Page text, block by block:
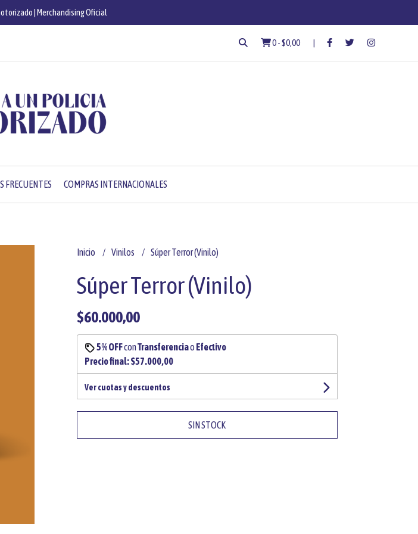
| Merchandising Oficial
0-$0,00
FRECUENTES COMPRAS INTERNACIONALES
Inicio Vinilos Súper Terror (Vinilo)
Súper Terror (Vinilo)
$60.000,00
5% OFFconTransferenciao Efectivo
Precio final:$57.000,00
Ver cuotas y descuentos
SIN STOCK